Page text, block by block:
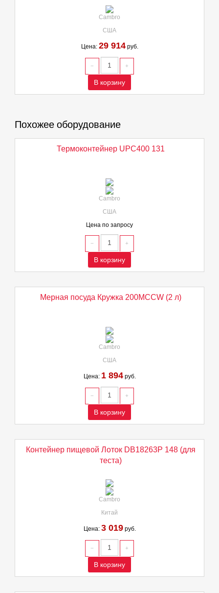
Cambro
США
Цена: 29 914руб.
В корзину
Похожее оборудование
Термоконтейнер UPC400 131
Cambro
США
Цена по запросу
В корзину
Мерная посуда Кружка 200MCCW (2 л)
Cambro
США
Цена: 1 894руб.
В корзину
Контейнер пищевой Лоток DB18263P 148 (для
теста)
Cambro
Китай
Цена: 3 019руб.
В корзину